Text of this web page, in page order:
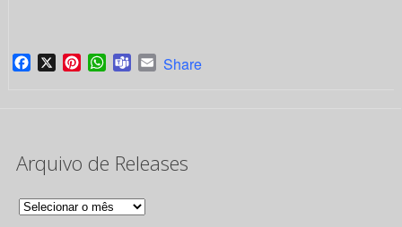
Facebook
X PinterestWhatsApp
TeamsEmail
Share
Arquivo de Releases
Arquivo